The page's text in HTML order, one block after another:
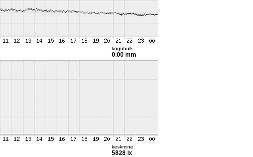
koguhulk
0.00 mm
keskmine
5828 lx